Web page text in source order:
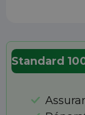
Standard